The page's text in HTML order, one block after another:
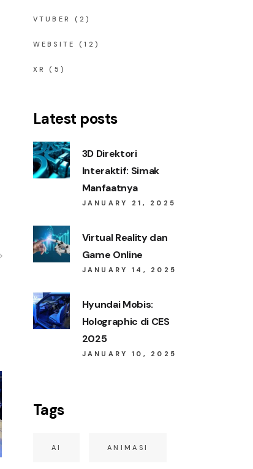
VTUBER (2)
WEBSITE (12)
XR (5)
Latest posts
3D Direktori
Interaktif: Simak
Manfaatnya
JANUARY 21, 2025
Virtual Reality dan
Game Online
JANUARY 14, 2025
Hyundai Mobis:
Holographic di CES
2025
JANUARY 10, 2025
Tags
AI ANIMASI